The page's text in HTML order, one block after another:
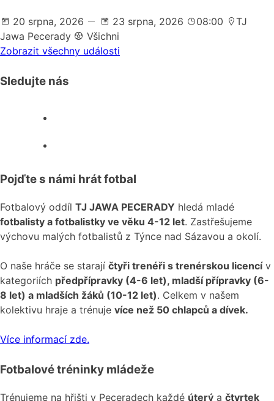
20 srpna, 2026 23 srpna, 2026 08:00
TJ
Jawa Pecerady
Všichni
Zobrazit všechny události
Sledujte nás
Pojďte s námi hrát fotbal
Fotbalový oddíl TJ JAWA PECERADY hledá mladé
fotbalisty a fotbalistky ve věku 4-12 let. Zastřešujeme
výchovu malých fotbalistů z Týnce nad Sázavou a okolí.
O naše hráče se starají čtyři trenéři s trenérskou licencív
kategoriích předpřípravky (4-6 let), mladší přípravky (6-
8 let) a mladších žáků (10-12 let). Celkem v našem
kolektivu hraje a trénuje více než 50 chlapců a dívek.
Více informací zde.
Fotbalové tréninky mládeže
Trénujeme na hřišti v Peceradech každé úterý a čtvrtek